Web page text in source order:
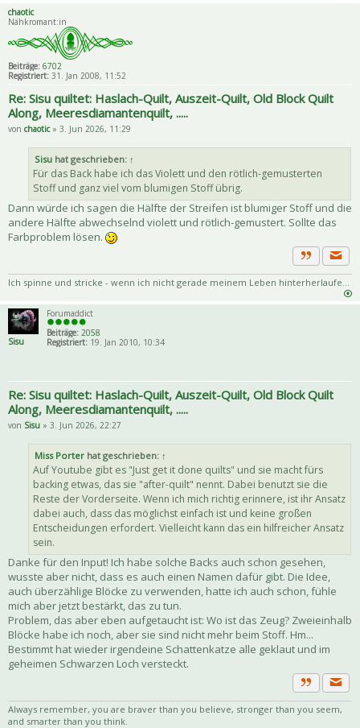
chaotic
Nähkromant:in
Beiträge: 6702
Registriert: 31. Jan 2008, 11:52
Re: Sisu quiltet: Haslach-Quilt, Auszeit-Quilt, Old Block Quilt
Along, Meeresdiamantenquilt, .....
von chaotic» 3. Jun 2026, 11:29
Sisu hat geschrieben: ↑
Für das Back habe ich das Violett und den rötlich-gemusterten
Stoff und ganz viel vom blumigen Stoff übrig.
Dann würde ich sagen die Hälfte der Streifen ist blumiger Stoff und die
andere Hälfte abwechselnd violett und rötlich-gemustert. Sollte das
Farbproblem lösen.
Zitat
Ich spinne und stricke - wenn ich nicht gerade meinem Leben hinterherlaufe...
Sisu
Forumaddict
Beiträge: 2058
Registriert:19. Jan 2010, 10:34
Re: Sisu quiltet: Haslach-Quilt, Auszeit-Quilt, Old Block Quilt
Along, Meeresdiamantenquilt, .....
von Sisu » 3. Jun 2026, 22:27
Miss Porter hat geschrieben: ↑
Auf Youtube gibt es "Just get it done quilts" und sie macht fürs
backing etwas, das sie "after-quilt" nennt. Dabei benutzt sie die
Reste der Vorderseite. Wenn ich mich richtig erinnere, ist ihr Ansatz
dabei auch, dass das möglichst einfach ist und keine großen
Entscheidungen erfordert. Vielleicht kann das ein hilfreicher Ansatz
sein.
Danke für den Input! Ich habe solche Backs auch schon gesehen,
wusste aber nicht, dass es auch einen Namen dafür gibt. Die Idee,
auch überzählige Blöcke zu verwenden, hatte ich auch schon, fühle
mich aber jetzt bestärkt, das zu tun.
Problem, das aber eben aufgetaucht ist: Wo ist das Zeug? Zweieinhalb
Blöcke habe ich noch, aber sie sind nicht mehr beim Stoff. Hm...
Bestimmt hat wieder irgendeine Schattenkatze alle geklaut und im
geheimen Schwarzen Loch versteckt.
Zitat
Always remember, you are braver than you believe, stronger than you seem,
and smarter than you think.